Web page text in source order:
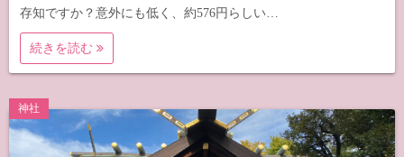
存知ですか？意外にも低く、約576円らしい…
続きを読む
神社